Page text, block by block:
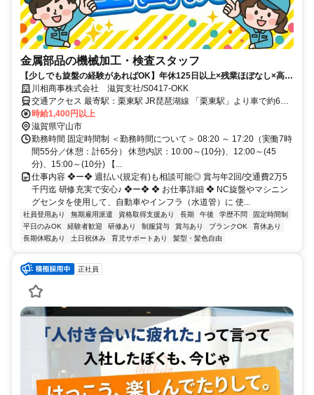
金属部品の機械加工・検査スタッフ
【少しでも旋盤の経験があればOK】年休125日以上×残業ほぼなし×高時
給1,400円！！空調完備（25℃以下）の快適工場で、旋盤・マシニング
加工業務！
川相商事株式会社 滋賀支社/S0417-OKK
交通アクセス 最寄駅：栗東駅 JR琵琶湖線 「栗東駅」より車で約6分
JR琵琶湖線 「守山駅」より車で約15分 ★車・バイク・自転車通勤可
能（無料駐車場完備） ※ほとんどのスタッフが車やバイクで快適に
通勤しています！
時給1,400円以上
滋賀県守山市
勤務時間 固定時間制 ＜勤務時間について＞ 08:20 ～ 17:20（実働7時
間55分／休憩：計65分） 休憩内訳：10:00～(10分)、12:00～(45
分)、15:00～(10分) 【...
仕事内容 ❖ー❖ 週払い(規定有)も相談可能◎ 賞与年2回/交通費2万5
千円迄 研修充実で安心♪ ❖ー❖ ❖ お仕事詳細 ❖ NC旋盤やマシニン
グセンタを使用して、自動車やインフラ（水道管）に 使...
社員登用あり 無期雇用派遣 資格取得支援あり 長期 午後 学歴不問
固定時間制
平日のみOK
経験者歓迎 研修あり 制服貸与 賞与あり ブランクOK
育休あり
長期休暇あり
土日祝休み 育児サポートあり 髪型・髪色自由
正社員